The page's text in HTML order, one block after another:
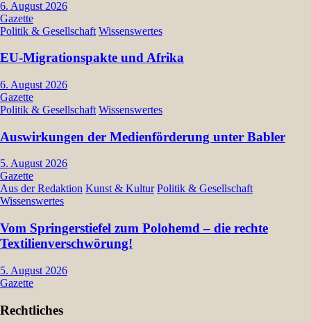
6. August 2026
Gazette
Politik & Gesellschaft Wissenswertes
EU-Migrationspakte und Afrika
6. August 2026
Gazette
Politik & Gesellschaft Wissenswertes
Auswirkungen der Medienförderung unter Babler
5. August 2026
Gazette
Aus der Redaktion Kunst & Kultur Politik & Gesellschaft
Wissenswertes
Vom Springerstiefel zum Polohemd – die rechte
Textilienverschwörung!
5. August 2026
Gazette
Rechtliches